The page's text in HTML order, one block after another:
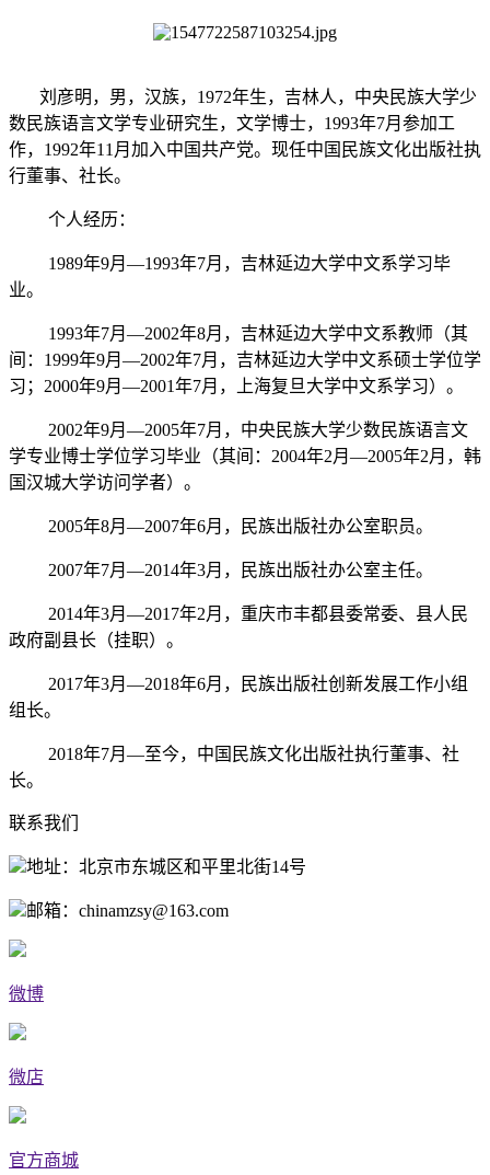
刘彦明，男，汉族，1972年生，吉林人，中央民族大学少
数民族语言文学专业研究生，文学博士，1993年7月参加工
作，1992年11月加入中国共产党。现任中国民族文化出版社执
行董事、社长。
个人经历：
1989年9月—1993年7月，吉林延边大学中文系学习毕
业。
1993年7月—2002年8月，吉林延边大学中文系教师（其
间：1999年9月—2002年7月，吉林延边大学中文系硕士学位学
习；2000年9月—2001年7月，上海复旦大学中文系学习）。
2002年9月—2005年7月，中央民族大学少数民族语言文
学专业博士学位学习毕业（其间：2004年2月—2005年2月，韩
国汉城大学访问学者）。
2005年8月—2007年6月，民族出版社办公室职员。
2007年7月—2014年3月，民族出版社办公室主任。
2014年3月—2017年2月，重庆市丰都县委常委、县人民
政府副县长（挂职）。
2017年3月—2018年6月，民族出版社创新发展工作小组
组长。
2018年7月—至今，中国民族文化出版社执行董事、社
长。
联系我们
地址：北京市东城区和平里北街14号
邮箱：chinamzsy@163.com
微博
微店
官方商城